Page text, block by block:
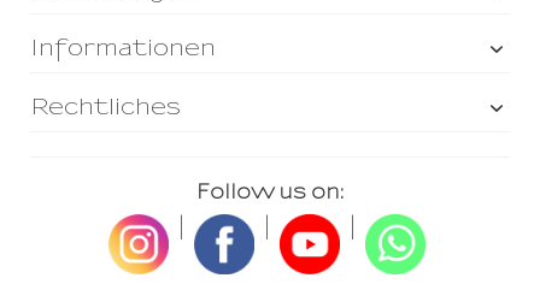
Informationen
Rechtliches
Follow us on: